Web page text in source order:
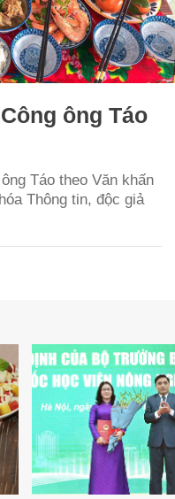
ông Táo
Táo theo Văn khấn
Thông tin, độc giả